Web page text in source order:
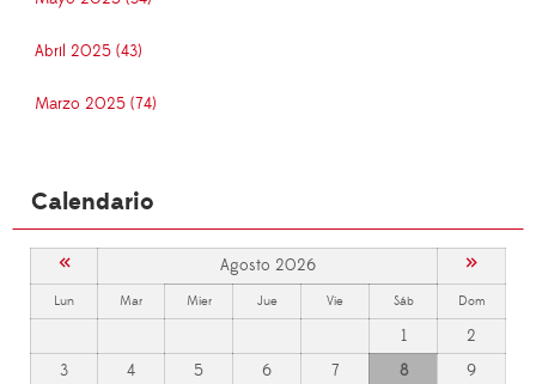
Abril 2025 (43)
Marzo 2025 (74)
Calendario
« Agosto 2026 »
Lun Mar Mier Jue Vie Sáb Dom
1
2
3
4 5 6 7 8
9